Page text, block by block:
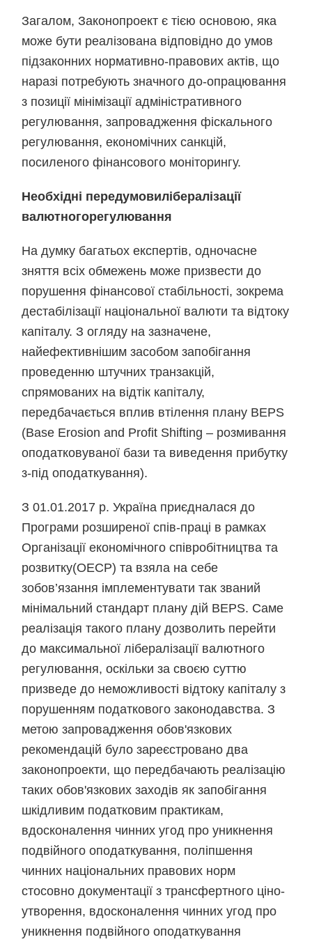
Загалом, Законопроект є тією основою, яка
може бути реалізована відповідно до умов
підзаконних нормативно-правових актів, що
наразі потребують значного до-опрацювання
з позиції мінімізації адміністративного
регулювання, запровадження фіскального
регулювання, економічних санкцій,
посиленого фінансового моніторингу.
Необхідні передумовилібералізації
валютногорегулювання
На думку багатьох експертів, одночасне
зняття всіх обмежень може призвести до
порушення фінансової стабільності, зокрема
дестабілізації національної валюти та відтоку
капіталу. З огляду на зазначене,
найефективнішим засобом запобігання
проведенню штучних транзакцій,
спрямованих на відтік капіталу,
передбачається вплив втілення плану BEPS
(Base Erosion and Profit Shifting – розмивання
оподатковуваної бази та виведення прибутку
з-під оподаткування).
З 01.01.2017 р. Україна приєдналася до
Програми розширеної спів-праці в рамках
Організації економічного співробітництва та
розвитку(ОЕСР) та взяла на себе
зобов’язання імплементувати так званий
мінімальний стандарт плану дій BEPS. Саме
реалізація такого плану дозволить перейти
до максимальної лібералізації валютного
регулювання, оскільки за своєю суттю
призведе до неможливості відтоку капіталу з
порушенням податкового законодавства. З
метою запровадження обов'язкових
рекомендацій було зареєстровано два
законопроекти, що передбачають реалізацію
таких обов'язкових заходів як запобігання
шкідливим податковим практикам,
вдосконалення чинних угод про уникнення
подвійного оподаткування, поліпшення
чинних національних правових норм
стосовно документації з трансфертного ціно-
утворення, вдосконалення чинних угод про
уникнення подвійного оподаткування